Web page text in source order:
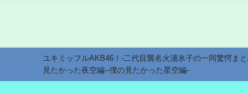
ユキミッフルAKB46！-二代目襲名火浦氷子の一同驚愕ま
見たかった夜空編--僕の見たかった星空編-